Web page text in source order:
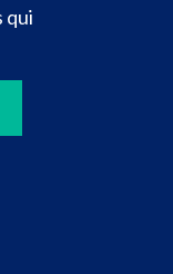
qui